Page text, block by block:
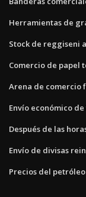
Herramientas de
Stock de reggiseni
Comercio de papel
Arena de comercio
Envío económico
Después de las
Envío de divisas
Precios del